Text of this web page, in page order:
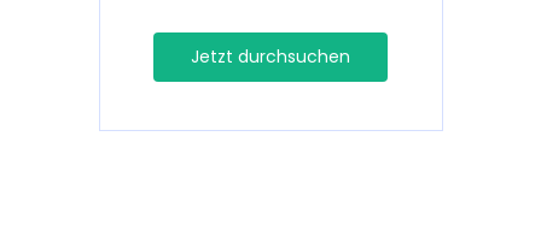
Jetzt durchsuchen